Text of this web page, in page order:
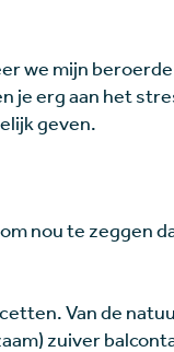
we mijn
je erg aan het
geven.
nou te zeggen
Van de
zuiver